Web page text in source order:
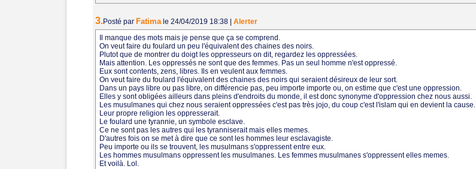
3.Posté par Fatima le 24/04/2019 18:38
Alerter
Il manque des mots mais je pense que ça se comprend.
On veut faire du foulard un peu l'équivalent des chaines des noirs.
Plutot que de montrer du doigt les oppresseurs on dit, regardez les oppressées.
Mais attention. Les oppressés ne sont que des femmes. Pas un seul homme n'est oppressé.
Eux sont contents, zens, libres. Ils en veulent aux femmes.
On veut faire du foulard l'équivalent des chaines des noirs qui seraient désireux de leur sort.
Dans un pays libre ou pas libre, on différencie pas, peu importe importe ou, on estime que c'est une oppression.
Elles y sont obligées ailleurs dans pleins d'endroits du monde, il est donc synonyme d'oppression chez nous aussi.
Les musulmanes qui chez nous seraient oppressées c'est pas très jojo, du coup c'est l'islam qui en devient la cause.
Leur propre religion les oppresserait.
Le foulard une tyrannie, un symbole esclave.
Ce ne sont pas les autres qui les tyranniserait mais elles memes.
D'autres fois on se met à dire que ce sont les hommes leur esclavagiste.
Peu importe ou ils se trouvent, les musulmans s'oppressent entre eux.
Les hommes musulmans oppressent les musulmanes. Les femmes musulmanes s'oppressent elles memes.
Et voilà. Lol.